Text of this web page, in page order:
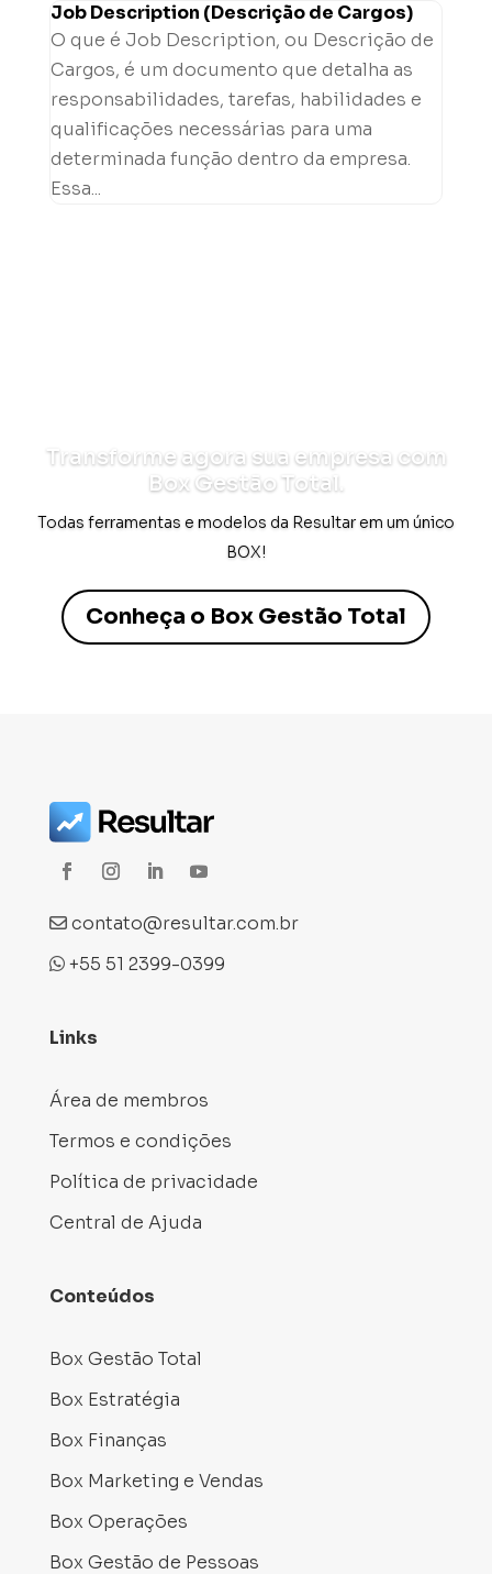
Job Description (Descrição de Cargos)
O que é Job Description, ou Descrição de
Cargos, é um documento que detalha as
responsabilidades, tarefas, habilidades e
qualificações necessárias para uma
determinada função dentro da empresa.
Essa...
Transforme agora sua empresa com
Box Gestão Total.
Todas ferramentas e modelos da Resultar em um único
BOX!
Conheça o Box Gestão Total
contato@resultar.com.br
+55 51 2399-0399
Links
Área de membros
Termos e condições
Política de privacidade
Central de Ajuda
Conteúdos
Box Gestão Total
Box Estratégia
Box Finanças
Box Marketing e Vendas
Box Operações
Box Gestão de Pessoas